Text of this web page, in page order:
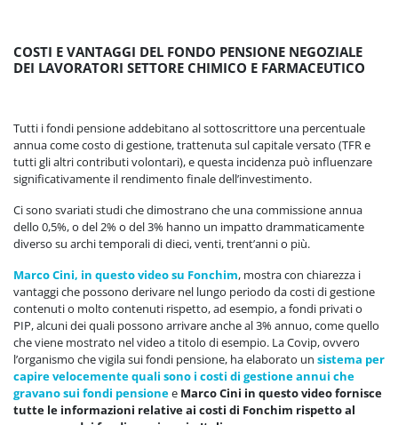
COSTI E VANTAGGI DEL FONDO PENSIONE NEGOZIALE
DEI LAVORATORI SETTORE CHIMICO E FARMACEUTICO
Tutti i fondi pensione addebitano al sottoscrittore una percentuale
annua come costo di gestione, trattenuta sul capitale versato (TFR e
tutti gli altri contributi volontari), e questa incidenza può influenzare
significativamente il rendimento finale dell’investimento.
Ci sono svariati studi che dimostrano che una commissione annua
dello 0,5%, o del 2% o del 3% hanno un impatto drammaticamente
diverso su archi temporali di dieci, venti, trent’anni o più.
Marco Cini, in questo video su Fonchim, mostra con chiarezza i
vantaggi che possono derivare nel lungo periodo da costi di gestione
contenuti o molto contenuti rispetto, ad esempio, a fondi privati o
PIP, alcuni dei quali possono arrivare anche al 3% annuo, come quello
che viene mostrato nel video a titolo di esempio. La Covip, ovvero
l’organismo che vigila sui fondi pensione, ha elaborato un sistema per
capire velocemente quali sono i costi di gestione annui che
gravano sui fondi pensionee Marco Cini in questo video fornisce
tutte le informazioni relative ai costi di Fonchim rispetto al